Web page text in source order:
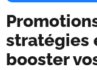
stratégies
booster